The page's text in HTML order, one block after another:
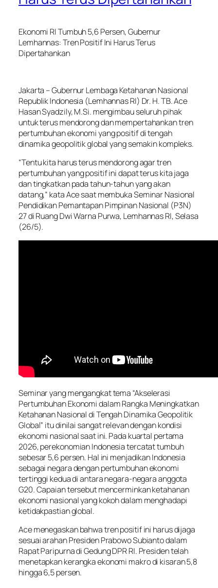
Ekonomi RI Tumbuh 5,6 Persen, Gubernur
Lemhannas: Tren Positif Ini Harus Terus
Dipertahankan
Jakarta – Gubernur Lembaga Ketahanan Nasional
Republik Indonesia (Lemhannas RI) Dr. H. TB. Ace
Hasan Syadzily, M.Si. mengimbau seluruh pihak
untuk terus mendorong dan mempertahankan tren
pertumbuhan ekonomi yang positif di tengah
dinamika geopolitik global yang semakin kompleks.
“Tentu kita harus terus mendorong agar tren
pertumbuhan yang positif ini dapat terus kita jaga
dan tingkatkan pada tahun-tahun yang akan
datang,” kata Ace saat membuka Seminar Nasional
Pendidikan Pemantapan Pimpinan Nasional (P3N)
27 di Ruang Dwi Warna Purwa, Lemhannas RI, Selasa
(26/5).
Seminar yang mengangkat tema “Akselerasi
Pertumbuhan Ekonomi dalam Rangka Meningkatkan
Ketahanan Nasional di Tengah Dinamika Geopolitik
Global” itu dinilai sangat relevan dengan kondisi
ekonomi nasional saat ini. Pada kuartal pertama
2026, perekonomian Indonesia tercatat tumbuh
sebesar 5,6 persen. Hal ini menjadikan Indonesia
sebagai negara dengan pertumbuhan ekonomi
tertinggi kedua di antara negara-negara anggota
G20. Capaian tersebut mencerminkan ketahanan
ekonomi nasional yang kokoh dalam menghadapi
ketidakpastian global.
Ace menegaskan bahwa tren positif ini harus dijaga
sesuai arahan Presiden Prabowo Subianto dalam
Rapat Paripurna di Gedung DPR RI. Presiden telah
menetapkan kerangka ekonomi makro di kisaran 5,8
hingga 6,5 persen.